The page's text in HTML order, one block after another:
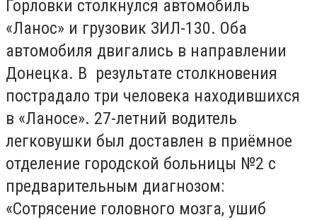
Горловки столкнулся автомобиль
«Ланос» и грузовик ЗИЛ-130. Оба
автомобиля двигались в направлении
Донецка. В результате столкновения
пострадало три человека находившихся
в «Ланосе». 27-летний водитель
легковушки был доставлен в приёмное
отделение городской больницы №2 с
предварительным диагнозом:
«Сотрясение головного мозга, ушиб